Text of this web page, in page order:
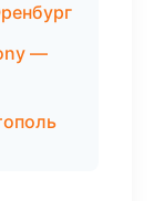
—